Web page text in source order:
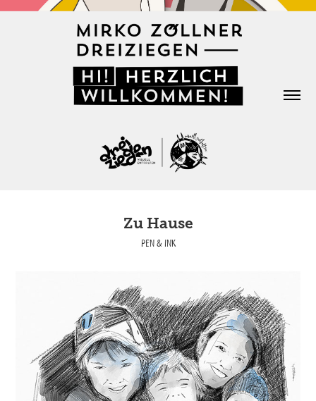
Zu Hause
PEN & INK